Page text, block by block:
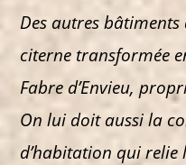
Des autres bâtiments
citerne transformée
Fabre d’Envieu,
On lui doit aussi la
d’habitation qui